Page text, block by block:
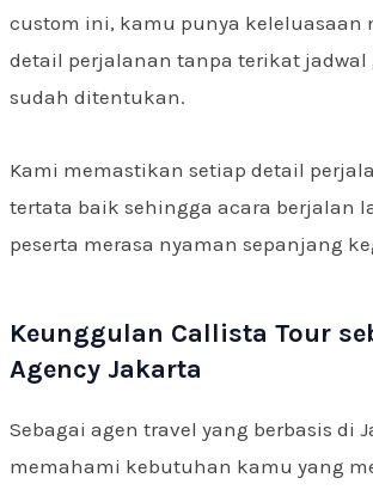
custom ini, kamu punya keleluasaan
detail perjalanan tanpa terikat jadwal
sudah ditentukan.
Kami memastikan setiap detail
tertata baik sehingga acara berjalan
peserta merasa nyaman sepanjang
Keunggulan Callista Tour
Agency Jakarta
Sebagai agen travel yang berbasis di
memahami kebutuhan kamu yang